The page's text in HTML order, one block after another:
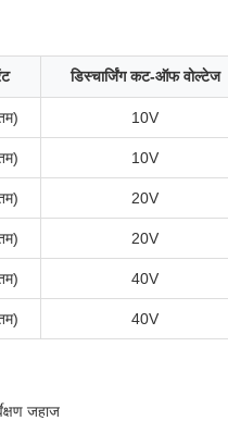
डिस्चार्जिंग कट-ऑफ वोल्टेज
10V
10V
20V
20V
40V
40V
जहाज